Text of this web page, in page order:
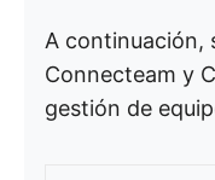
A continuación,
Connecteam y
gestión de